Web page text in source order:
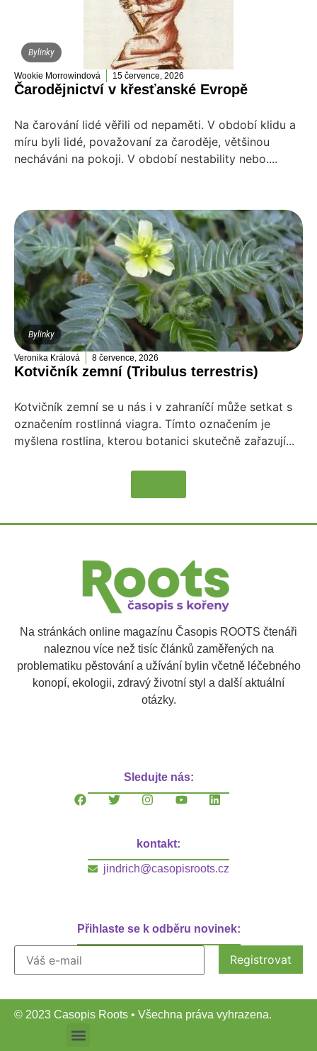
Bylinky
Wookie Morrowindová 15 července, 2026
Čarodějnictví v křesťanské Evropě
Na čarování lidé věřili od nepaměti. V období klidu a
míru byli lidé, považovaní za čaroděje, většinou
necháváni na pokoji. V období nestability nebo....
Bylinky
Veronika Králová 8 července, 2026
Kotvičník zemní (Tribulus terrestris)
Kotvičník zemní se u nás i v zahraníčí může setkat s
označením rostlinná viagra. Tímto označením je
myšlena rostlina, kterou botanici skutečně zařazují...
Na stránkách online magazínu Časopis ROOTS čtenáři
naleznou více než tisíc článků zaměřených na
problematiku pěstování a užívání bylin včetně léčebného
konopí, ekologii, zdravý životní styl a další aktuální
otázky.
Sledujte nás:
kontakt:
jindrich@casopisroots.cz
Přihlaste se k odběru novinek:
© 2023 Casopis Roots • Všechna práva vyhrazena.